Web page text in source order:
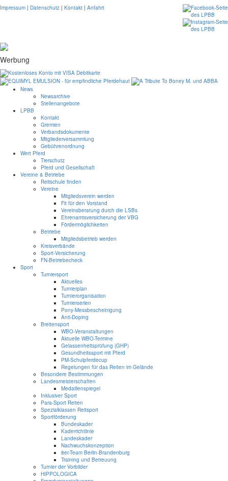
Impressum | Datenschutz | Kontakt | Anfahrt
Werbung
News
Newsarchive
Stellenangebote
LPBB
Kontakt
Gremien
Verbandsdokumente
Mitgliederversammlung
Gebührenordnung
Wert Pferd
Tierschutz
Pferd und Gesellschaft
Vereine & Betriebe
Reitschule finden
Vereine
Mitgliedsverein werden
Fit für den Vorstand
Vereinsberatung durch die LSBs
Ehrenamtsversicherung der VBG
Fördermöglichkeiten
Betriebe
Mitgliedsbetrieb werden
Kreisverbände
Sport-Versicherung
FN-Betriebecheck
Sport
Turniersport
Aktuelles
Turnierplan
Turnierorganisation
Turnierserien
Pony-Messbescheinigung
Anti-Doping
Breitensport
WBO-Veranstaltungen
Aktuelle WBO-Termine
Gelassenheitsprüfung (GHP)
Gesundheitssport mit Pferd
PM-Schulpferdecup
Regelungen für das Reiten im Gelände
Besondere Bestimmungen
Landesmeisterschaften
Medaillenspiegel
Inklusiver Sport
Para-Sport Reiten
Spezialklassen Reitsport
Sportförderung
Bundeskader
Kaderrichtlinie
Landeskader
Nachwuchskonzeption
8er-Team Berlin-Brandenburg
Training und Betreuung
Turnier der Vorbilder
HIPPOLOGICA